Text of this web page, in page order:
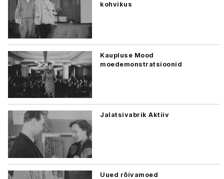
kohvikus
Kaupluse Mood
moedemonstratsioonid
Jalatsivabrik Aktiiv
Uued rõivamoed